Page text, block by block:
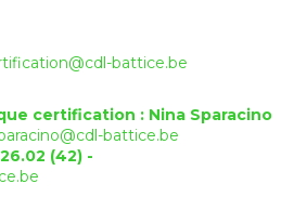
battice.be
certification : Nina Sparacino
battice.be
(42) -